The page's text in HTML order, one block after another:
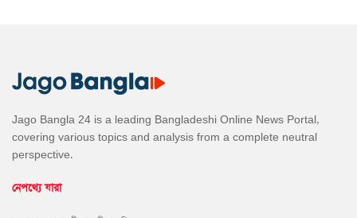
Jago Bangla 24 is a leading Bangladeshi Online News Portal,
covering various topics and analysis from a complete neutral
perspective.
নেপথ্যে যারা